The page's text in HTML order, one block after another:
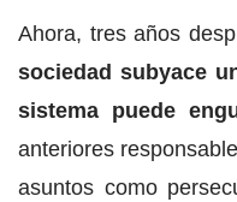
Ahora, tres años
sociedad subyace
sistema puede
anteriores
asuntos como